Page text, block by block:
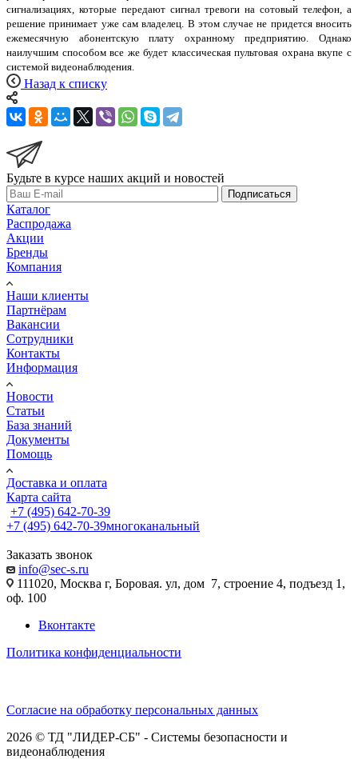
сигнализациях, которые передают сигнал тревоги на сотовый телефон, а
решение принимает уже сам владелец. В этом случае не придется вносить
ежемесячную абонентскую плату охранному предприятию. Однако
наилучшим способом все же будет классическая пультовая охрана вкупе с
системой видеонаблюдения.
Назад к списку
Будьте в курсе наших акций и новостей
Подписаться
Каталог
Распродажа
Акции
Бренды
Компания
Наши клиенты
Партнёрам
Вакансии
Сотрудники
Контакты
Информация
Новости
Статьи
База знаний
Документы
Помощь
Доставка и оплата
Карта сайта
+7 (495) 642-70-39
+7 (495) 642-70-39многоканальный
Заказать звонок
info@sec-s.ru
111020, Москва г, Боровая. ул, дом 7, строение 4, подъезд 1,
оф. 100
Вконтакте
Политика конфиденциальности
Согласие на обработку персональных данных
2026 © ТД "ЛИДЕР-СБ" - Системы безопасности и
видеонаблюдения